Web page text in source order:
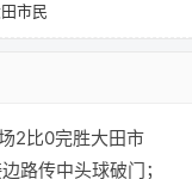
市民
2比0完胜大田市
路传中头球破门；